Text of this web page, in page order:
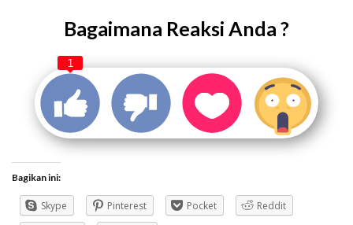
Bagaimana Reaksi Anda ?
1
Bagikan ini:
Skype Pinterest Pocket Reddit